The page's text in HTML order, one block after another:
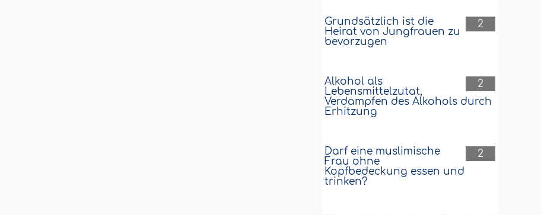
2
Grundsätzlich ist die
Heirat von Jungfrauen zu
bevorzugen
2
Alkohol als
Lebensmittelzutat,
Verdampfen des Alkohols durch
Erhitzung
2
Darf eine muslimische
Frau ohne
Kopfbedeckung essen und
trinken?